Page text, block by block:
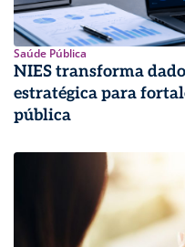
Saúde Pública
NIES transforma
estratégica para
pública